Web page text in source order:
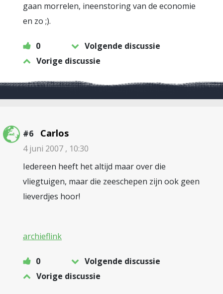
gaan morrelen, ineenstoring van de economie
en zo ;).
0
Volgende discussie
Vorige discussie
#6 Carlos
4 juni 2007 , 10:30
Iedereen heeft het altijd maar over die
vliegtuigen, maar die zeeschepen zijn ook geen
lieverdjes hoor!
archieflink
0
Volgende discussie
Vorige discussie